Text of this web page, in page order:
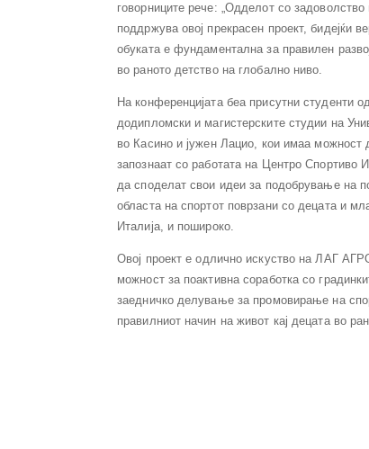
говорниците рече: „Одделот со задоволство
поддржува овој прекрасен проект, бидејќи
обуката е фундаментална за правилен
во раното детство на глобално ниво.
На конференцијата беа присутни студенти
додипломски и магистерските студии на
во Касино и јужен Лацио, кои имаа можност
запознаат со работата на Центро Спортиво
да споделат свои идеи за подобрување на
областа на спортот поврзани со децата и
Италија, и пошироко.
Овој проект е одлично искуство на ЛАГ
можност за поактивна соработка со
заедничко делување за промовирање на
правилниот начин на живот кај децата во